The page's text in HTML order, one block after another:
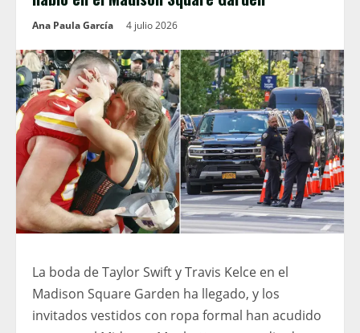
Ana Paula García 4 julio 2026
La boda de Taylor Swift y Travis Kelce en el
Madison Square Garden ha llegado, y los
invitados vestidos con ropa formal han acudido